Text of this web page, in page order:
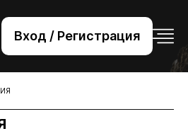
Вход / Регистрация
221-76-32